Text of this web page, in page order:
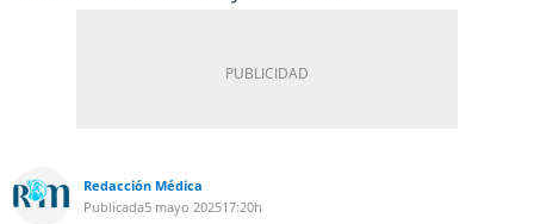
Redacción Médica
Publicada5 mayo 202517:20h